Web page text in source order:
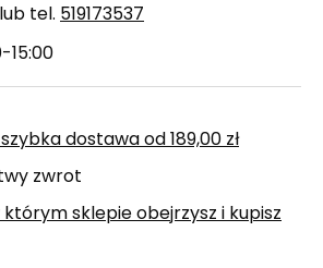
tel. 519173537
15:00
dostawa od 189,00 zł
zwrot
którym sklepie obejrzysz i kupisz